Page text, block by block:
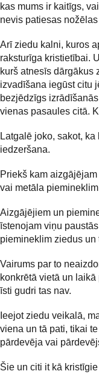
kas mums ir kaitīgs,
nevis patiesas
Arī ziedu kalni, kuros
raksturīga kristietībai.
kurš atnesīs dārgākus
izvadīšana iegūst citu
bezjēdzīgs
vienas pasaules citā.
Latgalē joko, sakot,
iedzeršana.
Priekš kam
vai metāla
Aizgājējiem un
īstenojam viņu
piemineklim ziedus
Vairums par to
konkrētā vietā un
īsti gudri tas nav.
Ieejot ziedu veikalā,
viena un tā pati, tikai
pārdevēja vai
Šie un citi it kā